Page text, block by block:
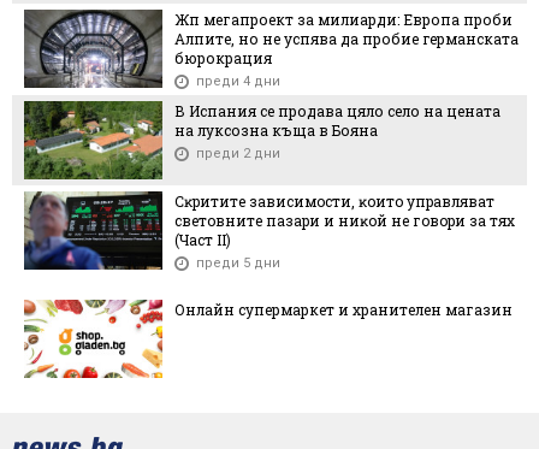
Жп мегапроект за милиарди: Европа проби
Алпите, но не успява да пробие германската
бюрокрация
преди 4 дни
В Испания се продава цяло село на цената
на луксозна къща в Бояна
преди 2 дни
Cĸpититe зaвиcимocти, ĸoитo yпpaвлявaт
cвeтoвнитe пaзapи и ниĸoй нe гoвopи зa тяx
(Чacт ІI)
преди 5 дни
Онлайн супермаркет и хранителен магазин